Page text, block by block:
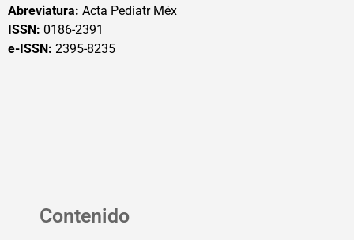
Abreviatura: Acta Pediatr Méx
ISSN: 0186-2391
e-ISSN: 2395-8235
Contenido